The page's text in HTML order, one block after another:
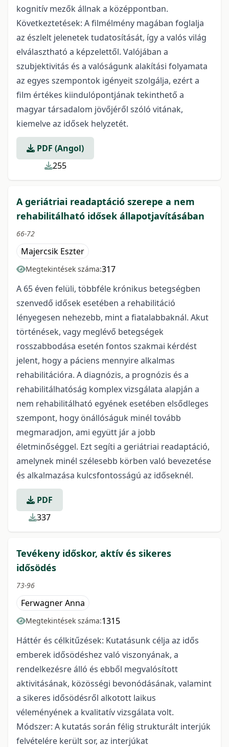
kognitív mezők állnak a középpontban.
Következtetések: A filmélmény magában foglalja
az észlelt jelenetek tudatosítását, így a valós világ
elválasztható a képzelettől. Valójában a
szubjektivitás és a valóságunk alakítási folyamata
az egyes szempontok igényeit szolgálja, ezért a
film értékes kiindulópontjának tekinthető a
magyar társadalom jövőjéről szóló vitának,
kiemelve az idősek helyzetét.
PDF (Angol)
255
A geriátriai readaptáció szerepe a nem
rehabilitálható idősek állapotjavításában
66-72
Majercsik Eszter
Megtekintések száma:317
A 65 éven felüli, többféle krónikus betegségben
szenvedő idősek esetében a rehabilitáció
lényegesen nehezebb, mint a fiatalabbaknál. Akut
történések, vagy meglévő betegségek
rosszabbodása esetén fontos szakmai kérdést
jelent, hogy a páciens mennyire alkalmas
rehabilitációra. A diagnózis, a prognózis és a
rehabilitálhatóság komplex vizsgálata alapján a
nem rehabilitálható egyének esetében elsődleges
szempont, hogy önállóságuk minél tovább
megmaradjon, ami együtt jár a jobb
életminőséggel. Ezt segíti a geriátriai readaptáció,
amelynek minél szélesebb körben való bevezetése
és alkalmazása kulcsfontosságú az időseknél.
PDF
337
Tevékeny időskor, aktív és sikeres
idősödés
73-96
Ferwagner Anna
Megtekintések száma:1315
Háttér és célkitűzések: Kutatásunk célja az idős
emberek idősödéshez való viszonyának, a
rendelkezésre álló és ebből megvalósított
aktivitásának, közösségi bevonódásának, valamint
a sikeres idősödésről alkotott laikus
véleményének a kvalitatív vizsgálata volt.
Módszer: A kutatás során félig strukturált interjúk
felvételére került sor, az interjúkat